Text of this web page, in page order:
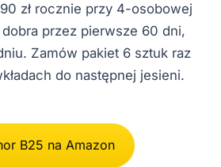
zł rocznie przy 4-osobowej
przez pierwsze 60 dni,
Zamów pakiet 6 sztuk raz
do następnej jesieni.
B25 na Amazon